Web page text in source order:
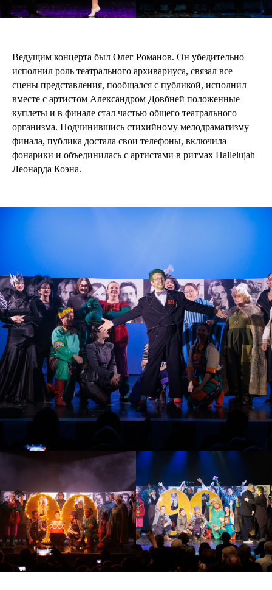
Ведущим концерта был Олег Романов. Он убедительно
исполнил роль театрального архивариуса, связал все
сцены представления, пообщался с публикой, исполнил
вместе с артистом Александром Довбней положенные
куплеты и в финале стал частью общего театрального
организма. Подчинившись стихийному мелодраматизму
финала, публика достала свои телефоны, включила
фонарики и объединилась с артистами в ритмах Hallelujah
Леонарда Коэна.